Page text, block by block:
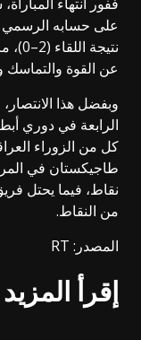
على حسابه الرسمي
عن القوة
وبفضل هذا
كل من الزوراء
طاجيكستان في
نقاط، فيما يحتل
من النقاط.
المصدر: RT
إقرأ المزيد